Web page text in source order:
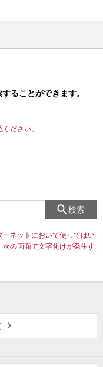
ることができます。
ださい。
検索
ーネットにおいて使ってはい
の画面で文字化けが発生す